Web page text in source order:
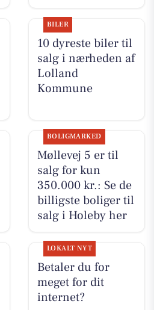
BILER
10 dyreste biler til
salg i nærheden af
Lolland
Kommune
BOLIGMARKED
Møllevej 5 er til
salg for kun
350.000 kr.: Se de
billigste boliger til
salg i Holeby her
LOKALT NYT
Betaler du for
meget for dit
internet?